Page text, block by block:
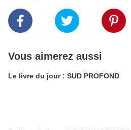
Vous aimerez aussi
Le livre du jour : SUD PROFOND